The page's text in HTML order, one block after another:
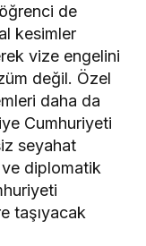
de
kesimler
vize engelini
değil. Özel
daha da
Cumhuriyeti
seyahat
diplomatik
taşıyacak